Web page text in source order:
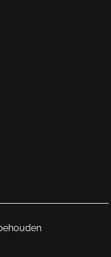
van
van